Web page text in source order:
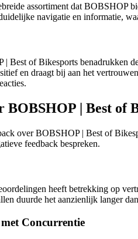
assortiment dat BOBSHOP
navigatie en informatie,
Best of Bikesports benadrukken
en draagt bij aan het
BOBSHOP | Best of
over BOBSHOP | Best of
feedback bespreken.
heeft betrekking op
duurde het aanzienlijk langer
Concurrentie